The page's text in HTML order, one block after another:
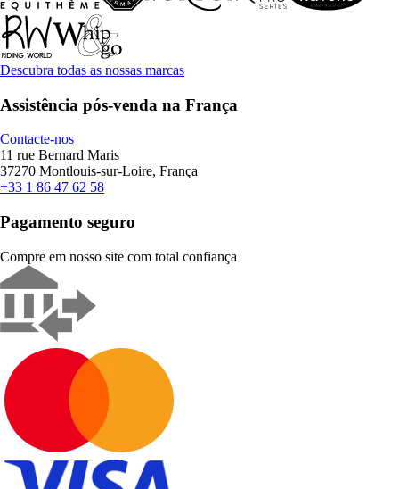
Descubra todas as nossas marcas
Assistência pós-venda na França
Contacte-nos
11 rue Bernard Maris
37270 Montlouis-sur-Loire, França
+33 1 86 47 62 58
Pagamento seguro
Compre em nosso site com total confiança